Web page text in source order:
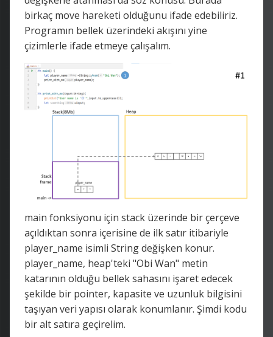
birkaç move hareketi olduğunu ifade edebiliriz.
Programın bellek üzerindeki akışını yine
çizimlerle ifade etmeye çalışalım.
main fonksiyonu için stack üzerinde bir çerçeve
açıldıktan sonra içerisine de ilk satır itibariyle
player_name isimli String değişken konur.
player_name, heap'teki "Obi Wan" metin
katarının olduğu bellek sahasını işaret edecek
şekilde bir pointer, kapasite ve uzunluk bilgisini
taşıyan veri yapısı olarak konumlanır. Şimdi kodu
bir alt satıra geçirelim.